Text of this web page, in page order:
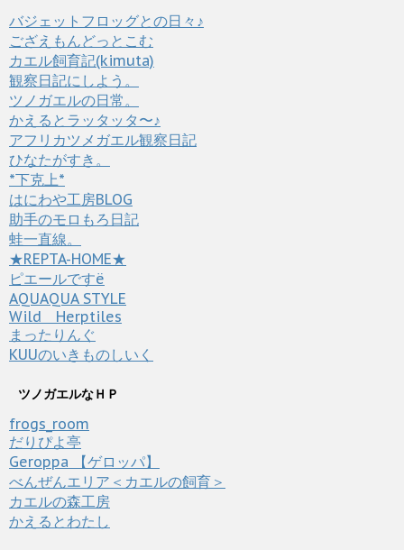
バジェットフロッグとの日々♪
ござえもんどっとこむ
カエル飼育記(kimuta)
観察日記にしよう。
ツノガエルの日常。
かえるとラッタッタ〜♪
アフリカツメガエル観察日記
ひなたがすき。
*下克上*
はにわや工房BLOG
助手のモロもろ日記
蛙一直線。
★REPTA-HOME★
ピエールですё
AQUAQUA STYLE
Wild Herptiles
まったりんぐ
KUUのいきものしいく
ツノガエルなＨＰ
frogs_room
だりぴよ亭
Geroppa 【ゲロッパ】
べんぜんエリア＜カエルの飼育＞
カエルの森工房
かえるとわたし